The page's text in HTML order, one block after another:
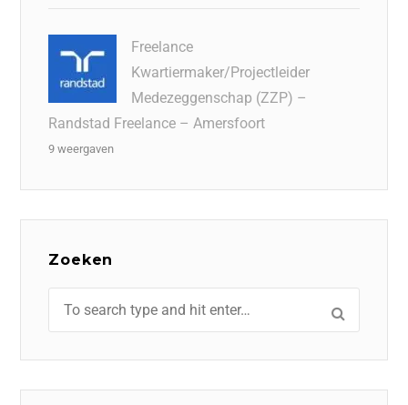
Freelance
Kwartiermaker/Projectleider
Medezeggenschap (ZZP) –
Randstad Freelance – Amersfoort
9 weergaven
Zoeken